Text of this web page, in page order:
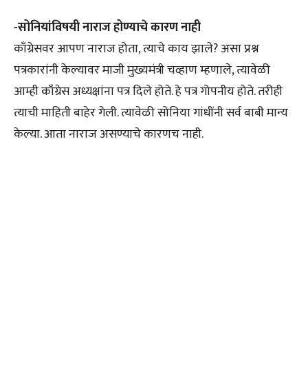
-सोनियांविषयी नाराज होण्याचे कारण नाही
काँग्रेसवर आपण नाराज होता, त्याचे काय झाले? असा प्रश्न
पत्रकारांनी केल्यावर माजी मुख्यमंत्री चव्हाण म्हणाले, त्यावेळी
आम्ही काँग्रेस अध्यक्षांना पत्र दिले होते. हे पत्र गोपनीय होते. तरीही
त्याची माहिती बाहेर गेली. त्यावेळी सोनिया गांधींनी सर्व बाबी मान्य
केल्या. आता नाराज असण्याचे कारणच नाही.